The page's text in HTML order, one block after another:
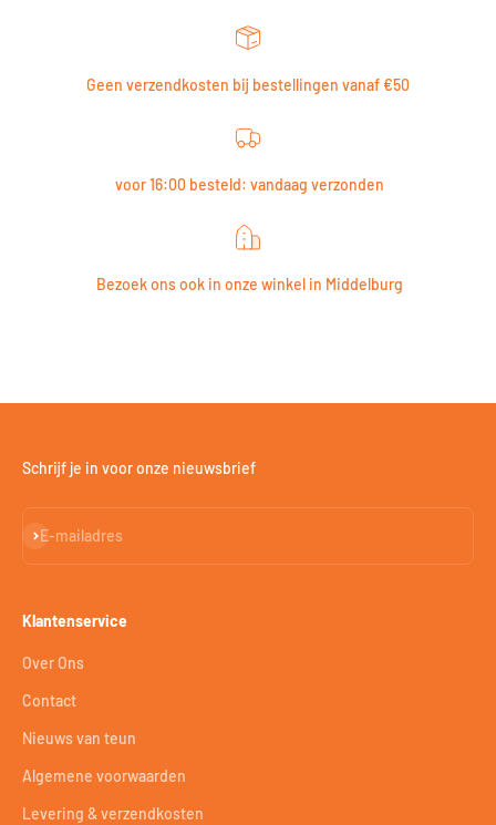
Geen verzendkosten bij bestellingen vanaf €50
voor 16:00 besteld: vandaag verzonden
Bezoek ons ook in onze winkel in Middelburg
Schrijf je in voor onze nieuwsbrief
E-mailadres
Abonneren
Klantenservice
Over Ons
Contact
Nieuws van teun
Algemene voorwaarden
Levering & verzendkosten